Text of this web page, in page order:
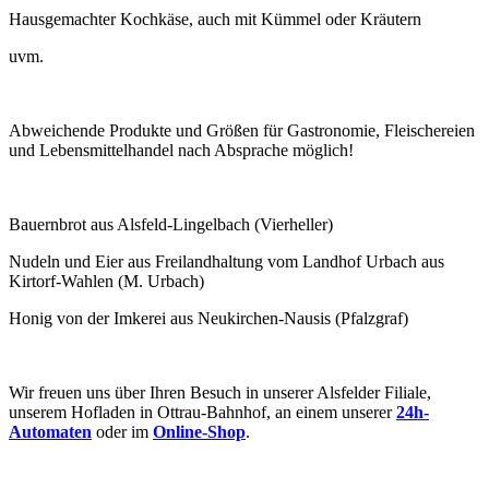
Hausgemachter Kochkäse, auch mit Kümmel oder Kräutern
uvm.
Abweichende Produkte und Größen für Gastronomie, Fleischereien
und Lebensmittelhandel nach Absprache möglich!
Bauernbrot aus Alsfeld-Lingelbach (Vierheller)
Nudeln und Eier aus Freilandhaltung vom Landhof Urbach aus
Kirtorf-Wahlen (M. Urbach)
Honig von der Imkerei aus Neukirchen-Nausis (Pfalzgraf)
Wir freuen uns über Ihren Besuch in unserer Alsfelder Filiale,
unserem Hofladen in Ottrau-Bahnhof, an einem unserer24h-
Automaten oder im Online-Shop.